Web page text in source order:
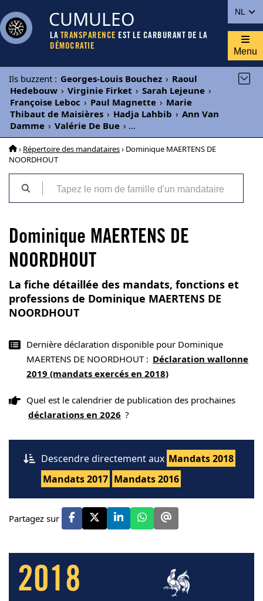
NL
CUMULEO
LA TRANSPARENCE EST LE CARBURANT DE LA
DÉMOCRATIE
Menu
Ils buzzent : Georges-Louis Bouchez › Raoul
Hedebouw › Virginie Firket › Sarah Lejeune ›
Françoise Leboc › Paul Magnette › Marie
Thibaut de Maisières › Hadja Lahbib › Ann Van
Damme › Valérie De Bue › ...
› Répertoire des mandataires› Dominique MAERTENS DE
NOORDHOUT
Dominique MAERTENS DE
NOORDHOUT
La fiche détaillée des mandats, fonctions et
professions de Dominique MAERTENS DE
NOORDHOUT
Dernière déclaration disponible pour Dominique
MAERTENS DE NOORDHOUT : Déclaration wallonne
2019 (mandats exercés en 2018)
Quel est le calendrier de publication des prochaines
déclarations en 2026 ?
Descendre directement aux Mandats 2018
Mandats 2017 Mandats 2016
Partagez sur
2018